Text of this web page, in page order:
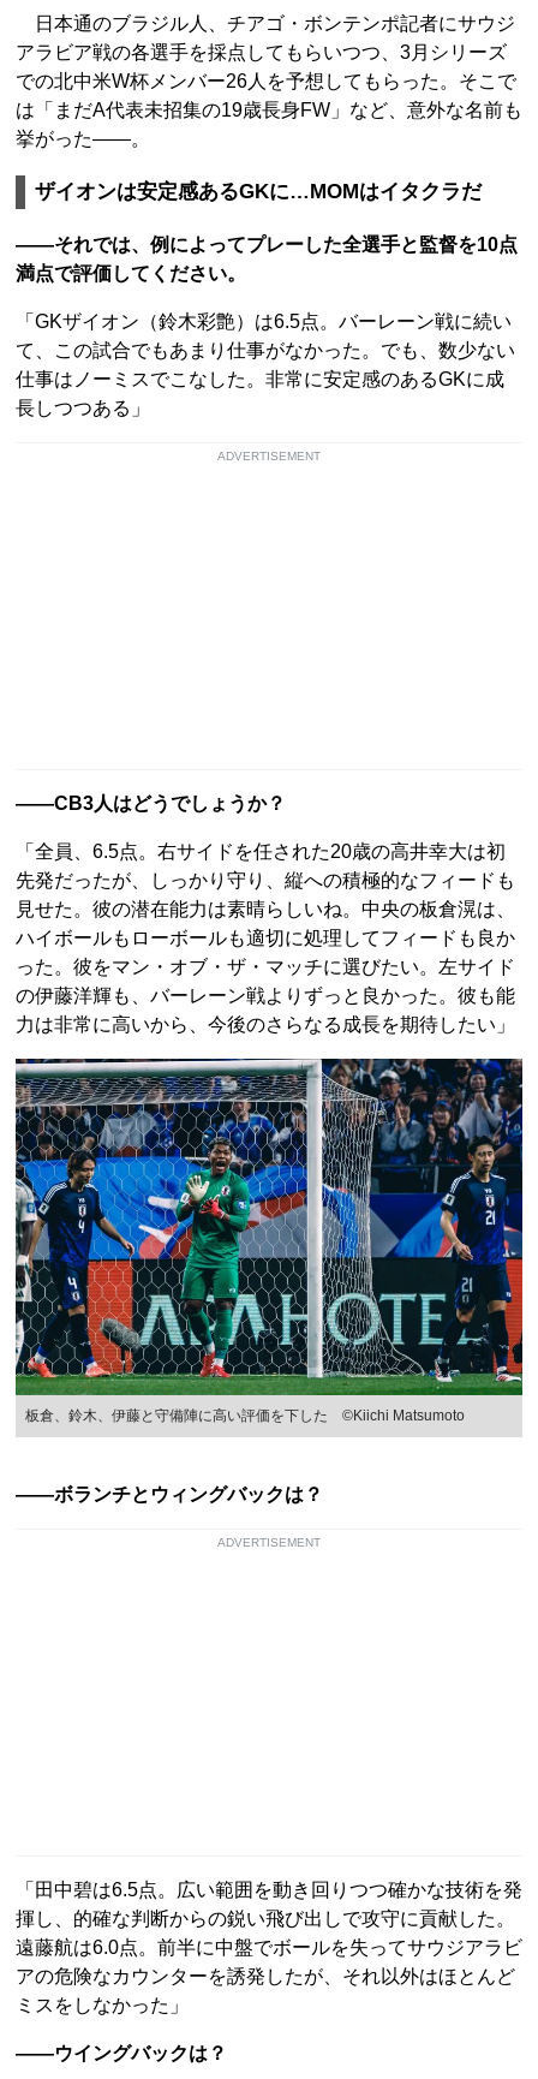
日本通のブラジル人、チアゴ・ボンテンポ記者にサウジ
アラビア戦の各選手を採点してもらいつつ、3月シリーズ
での北中米W杯メンバー26人を予想してもらった。そこで
は「まだA代表未招集の19歳長身FW」など、意外な名前も
挙がった――。
ザイオンは安定感あるGKに…MOMはイタクラだ
――それでは、例によってプレーした全選手と監督を10点
満点で評価してください。
「GKザイオン（鈴木彩艶）は6.5点。バーレーン戦に続い
て、この試合でもあまり仕事がなかった。でも、数少ない
仕事はノーミスでこなした。非常に安定感のあるGKに成
長しつつある」
ADVERTISEMENT
――CB3人はどうでしょうか？
「全員、6.5点。右サイドを任された20歳の高井幸大は初
先発だったが、しっかり守り、縦への積極的なフィードも
見せた。彼の潜在能力は素晴らしいね。中央の板倉滉は、
ハイボールもローボールも適切に処理してフィードも良か
った。彼をマン・オブ・ザ・マッチに選びたい。左サイド
の伊藤洋輝も、バーレーン戦よりずっと良かった。彼も能
力は非常に高いから、今後のさらなる成長を期待したい」
板倉、鈴木、伊藤と守備陣に高い評価を下した ©Kiichi Matsumoto
――ボランチとウィングバックは？
ADVERTISEMENT
「田中碧は6.5点。広い範囲を動き回りつつ確かな技術を発
揮し、的確な判断からの鋭い飛び出しで攻守に貢献した。
遠藤航は6.0点。前半に中盤でボールを失ってサウジアラビ
アの危険なカウンターを誘発したが、それ以外はほとんど
ミスをしなかった」
――ウイングバックは？